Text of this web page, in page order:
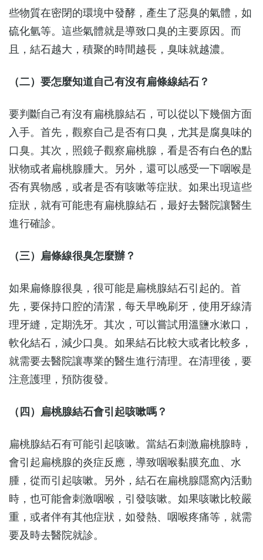
些物質在密閉的環境中發酵，產生了惡臭的氣體，如
硫化氫等。這些氣體就是導致口臭的主要原因。而
且，結石越大，積聚的時間越長，臭味就越濃。
（二）要怎麼知道自己有沒有扁條線結石？
要判斷自己有沒有扁桃腺結石，可以從以下幾個方面
入手。首先，觀察自己是否有口臭，尤其是腐臭味的
口臭。其次，照鏡子觀察扁桃腺，看是否有白色的點
狀物或者扁桃腺腫大。另外，還可以感受一下咽喉是
否有異物感，或者是否有咳嗽等症狀。如果出現這些
症狀，就有可能患有扁桃腺結石，最好去醫院讓醫生
進行確診。
（三）扁條線很臭怎麼辦？
如果扁條腺很臭，很可能是扁桃腺結石引起的。首
先，要保持口腔的清潔，每天早晚刷牙，使用牙線清
理牙縫，定期洗牙。其次，可以嘗試用溫鹽水漱口，
軟化結石，減少口臭。如果結石比較大或者比較多，
就需要去醫院讓專業的醫生進行清理。在清理後，要
注意護理，預防復發。
（四）扁桃腺結石會引起咳嗽嗎？
扁桃腺結石有可能引起咳嗽。當結石刺激扁桃腺時，
會引起扁桃腺的炎症反應，導致咽喉黏膜充血、水
腫，從而引起咳嗽。另外，結石在扁桃腺隱窩內活動
時，也可能會刺激咽喉，引發咳嗽。如果咳嗽比較嚴
重，或者伴有其他症狀，如發熱、咽喉疼痛等，就需
要及時去醫院就診。